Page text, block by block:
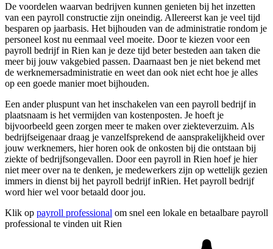
De voordelen waarvan bedrijven kunnen genieten bij het inzetten
van een payroll constructie zijn oneindig. Allereerst kan je veel tijd
besparen op jaarbasis. Het bijhouden van de administratie rondom je
personeel kost nu eenmaal veel moeite. Door te kiezen voor een
payroll bedrijf in Rien kan je deze tijd beter besteden aan taken die
meer bij jouw vakgebied passen. Daarnaast ben je niet bekend met
de werknemersadministratie en weet dan ook niet echt hoe je alles
op een goede manier moet bijhouden.
Een ander pluspunt van het inschakelen van een payroll bedrijf in
plaatsnaam is het vermijden van kostenposten. Je hoeft je
bijvoorbeeld geen zorgen meer te maken over ziekteverzuim. Als
bedrijfseigenaar draag je vanzelfsprekend de aansprakelijkheid over
jouw werknemers, hier horen ook de onkosten bij die ontstaan bij
ziekte of bedrijfsongevallen. Door een payroll in Rien hoef je hier
niet meer over na te denken, je medewerkers zijn op wettelijk gezien
immers in dienst bij het payroll bedrijf inRien. Het payroll bedrijf
word hier wel voor betaald door jou.
Klik op payroll professional om snel een lokale en betaalbare payroll
professional te vinden uit Rien